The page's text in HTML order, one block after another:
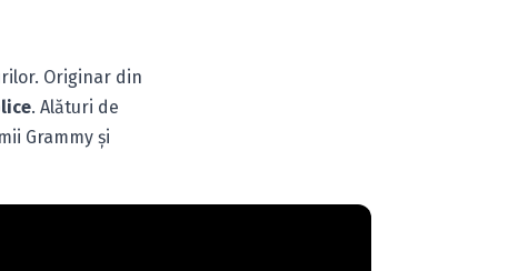
Originar din
. Alături de
Grammy şi